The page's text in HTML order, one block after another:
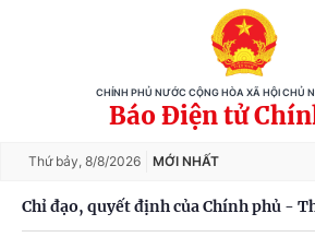
CHÍNH PHỦ NƯỚC CỘNG HÒA XÃ HỘI CHỦ
Báo Điện tử
Thứ bảy, 8/8/2026 MỚI NHẤT
Chỉ đạo, quyết định của Chính phủ -